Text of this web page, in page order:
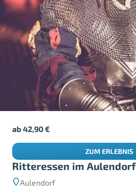
Ritteressen im
Aulendorf
ab42,90€
ZUM ERLEBNIS